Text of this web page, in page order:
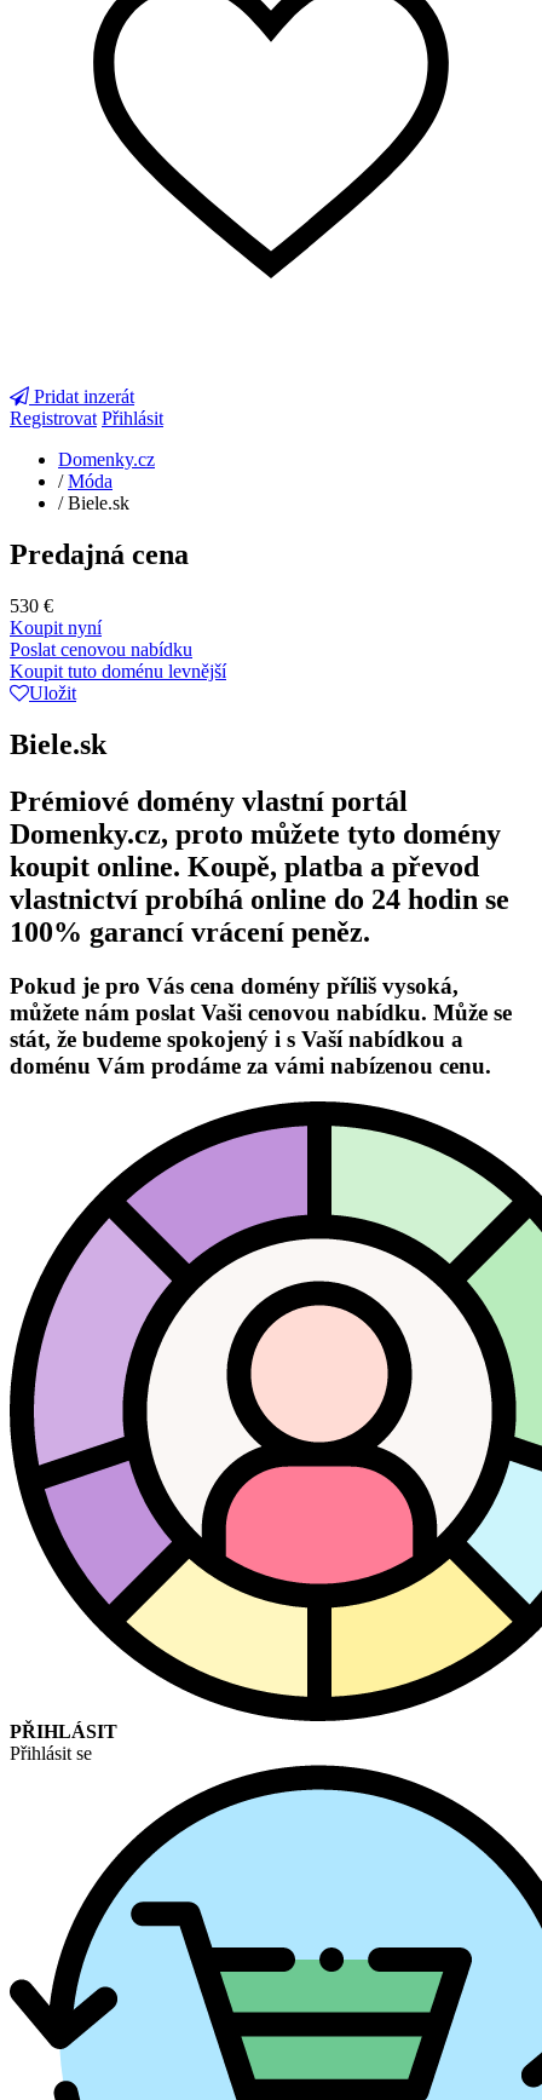
Pridat inzerát
Registrovat Přihlásit
Domenky.cz
/Móda
/Biele.sk
Predajná cena
530 €
Koupit nyní
Poslat cenovou nabídku
Koupit tuto doménu levnější
Uložit
Biele.sk
Prémiové domény vlastní portál
Domenky.cz, proto můžete tyto domény
koupit online. Koupě, platba a převod
vlastnictví probíhá online do 24 hodin se
100% garancí vrácení peněz.
Pokud je pro Vás cena domény příliš vysoká,
můžete nám poslat Vaši cenovou nabídku. Může se
stát, že budeme spokojený i s Vaší nabídkou a
doménu Vám prodáme za vámi nabízenou cenu.
PŘIHLÁSIT
Přihlásit se